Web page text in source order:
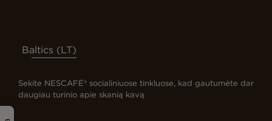
Baltics (LT)
Sekite NESCAFÉ® socialiniuose tinkluose, kad gautumėte dar
daugiau turinio apie skanią kavą